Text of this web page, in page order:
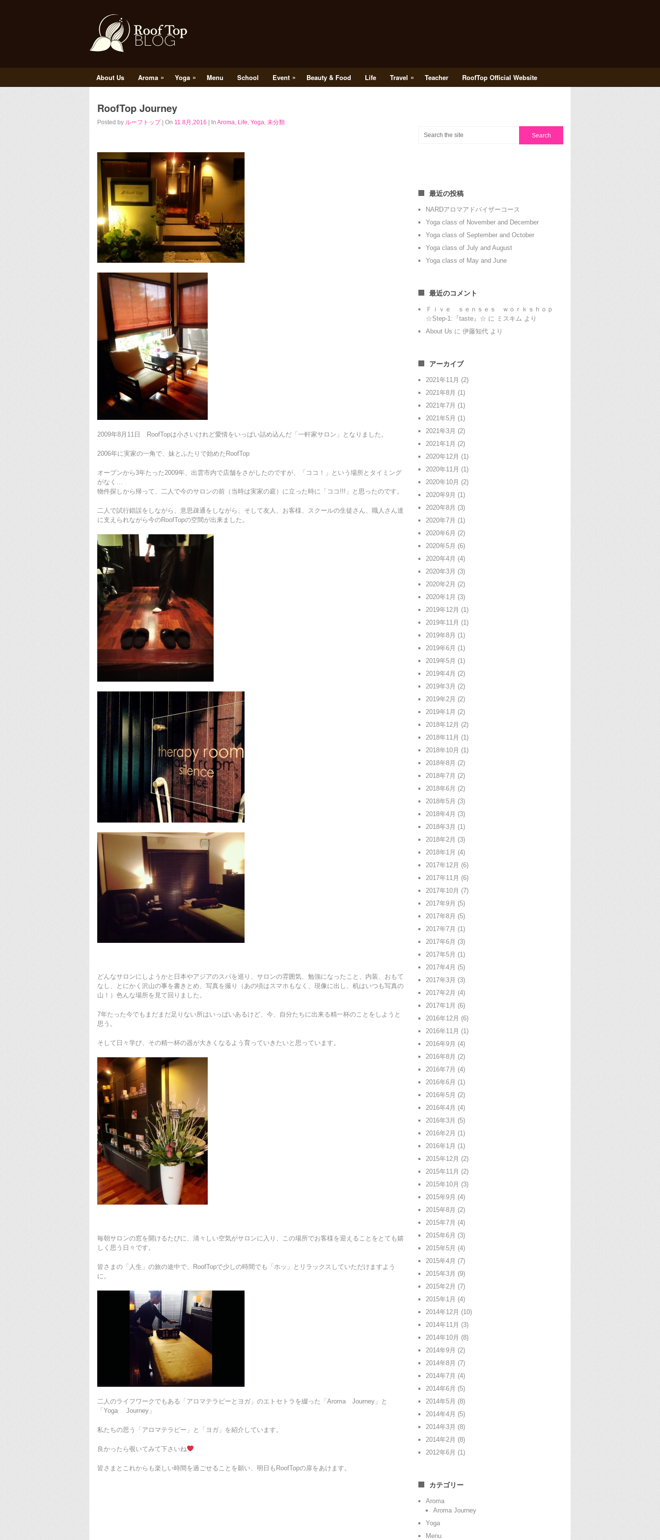
About Us Aroma » Yoga » Menu School Event » Beauty & Food Life Travel » Teacher RoofTop Official Website
RoofTop Journey
Posted by ルーフトップ| On 11 8月,2016 | In Aroma, Life, Yoga, 未分類
2009年8月11日 RoofTopは小さいけれど愛情をいっぱい詰め込んだ「一軒家サロン」となりました。
2006年に実家の一角で、妹とふたりで始めたRoofTop
オープンから3年たった2009年、出雲市内で店舗をさがしたのですが、「ココ！」という場所とタイミング
がなく…
物件探しから帰って、二人で今のサロンの前（当時は実家の庭）に立った時に「ココ!!!」と思ったのです。
二人で試行錯誤をしながら、意思疎通をしながら、そして友人、お客様、スクールの生徒さん、職人さん達
に支えられながら今のRoofTopの空間が出来ました。
どんなサロンにしようかと日本やアジアのスパを巡り、サロンの雰囲気、勉強になったこと、内装、おもて
なし、とにかく沢山の事を書きとめ、写真を撮り（あの頃はスマホもなく、現像に出し、机はいつも写真の
山！）色んな場所を見て回りました。
7年たった今でもまだまだ足りない所はいっぱいあるけど、今、自分たちに出来る精一杯のことをしようと
思う。
そして日々学び、その精一杯の器が大きくなるよう育っていきたいと思っています。
毎朝サロンの窓を開けるたびに、清々しい空気がサロンに入り、この場所でお客様を迎えることをとても嬉
しく思う日々です。
皆さまの「人生」の旅の途中で、RoofTopで少しの時間でも「ホッ」とリラックスしていただけますよう
に。
二人のライフワークでもある「アロマテラピーとヨガ」のエトセトラを綴った「Aroma Journey」と
「Yoga Journey」
私たちの思う「アロマテラピー」と「ヨガ」を紹介しています。
良かったら覗いてみて下さいね
皆さまとこれからも楽しい時間を過ごせることを願い、明日もRoofTopの扉をあけます。
最近の投稿
NARDアロマアドバイザーコース
Yoga class of November and December
Yoga class of September and October
Yoga class of July and August
Yoga class of May and June
最近のコメント
Ｆｉｖｅ ｓｅｎｓｅｓ ｗｏｒｋｓｈｏｐ
☆Step-1:『taste』☆ に ミスキム より
About Us に 伊藤知代 より
アーカイブ
2021年11月 (2)
2021年8月 (1)
2021年7月 (1)
2021年5月 (1)
2021年3月 (2)
2021年1月 (2)
2020年12月 (1)
2020年11月 (1)
2020年10月 (2)
2020年9月 (1)
2020年8月 (3)
2020年7月 (1)
2020年6月 (2)
2020年5月 (6)
2020年4月 (4)
2020年3月 (3)
2020年2月 (2)
2020年1月 (3)
2019年12月 (1)
2019年11月 (1)
2019年8月 (1)
2019年6月 (1)
2019年5月 (1)
2019年4月 (2)
2019年3月 (2)
2019年2月 (2)
2019年1月 (2)
2018年12月 (2)
2018年11月 (1)
2018年10月 (1)
2018年8月 (2)
2018年7月 (2)
2018年6月 (2)
2018年5月 (3)
2018年4月 (3)
2018年3月 (1)
2018年2月 (3)
2018年1月 (4)
2017年12月 (6)
2017年11月 (6)
2017年10月 (7)
2017年9月 (5)
2017年8月 (5)
2017年7月 (1)
2017年6月 (3)
2017年5月 (1)
2017年4月 (5)
2017年3月 (3)
2017年2月 (4)
2017年1月 (6)
2016年12月 (6)
2016年11月 (1)
2016年9月 (4)
2016年8月 (2)
2016年7月 (4)
2016年6月 (1)
2016年5月 (2)
2016年4月 (4)
2016年3月 (5)
2016年2月 (1)
2016年1月 (1)
2015年12月 (2)
2015年11月 (2)
2015年10月 (3)
2015年9月 (4)
2015年8月 (2)
2015年7月 (4)
2015年6月 (3)
2015年5月 (4)
2015年4月 (7)
2015年3月 (9)
2015年2月 (7)
2015年1月 (4)
2014年12月 (10)
2014年11月 (3)
2014年10月 (8)
2014年9月 (2)
2014年8月 (7)
2014年7月 (4)
2014年6月 (5)
2014年5月 (8)
2014年4月 (5)
2014年3月 (8)
2014年2月 (8)
2012年6月 (1)
カテゴリー
Aroma
Aroma Journey
Yoga
Menu